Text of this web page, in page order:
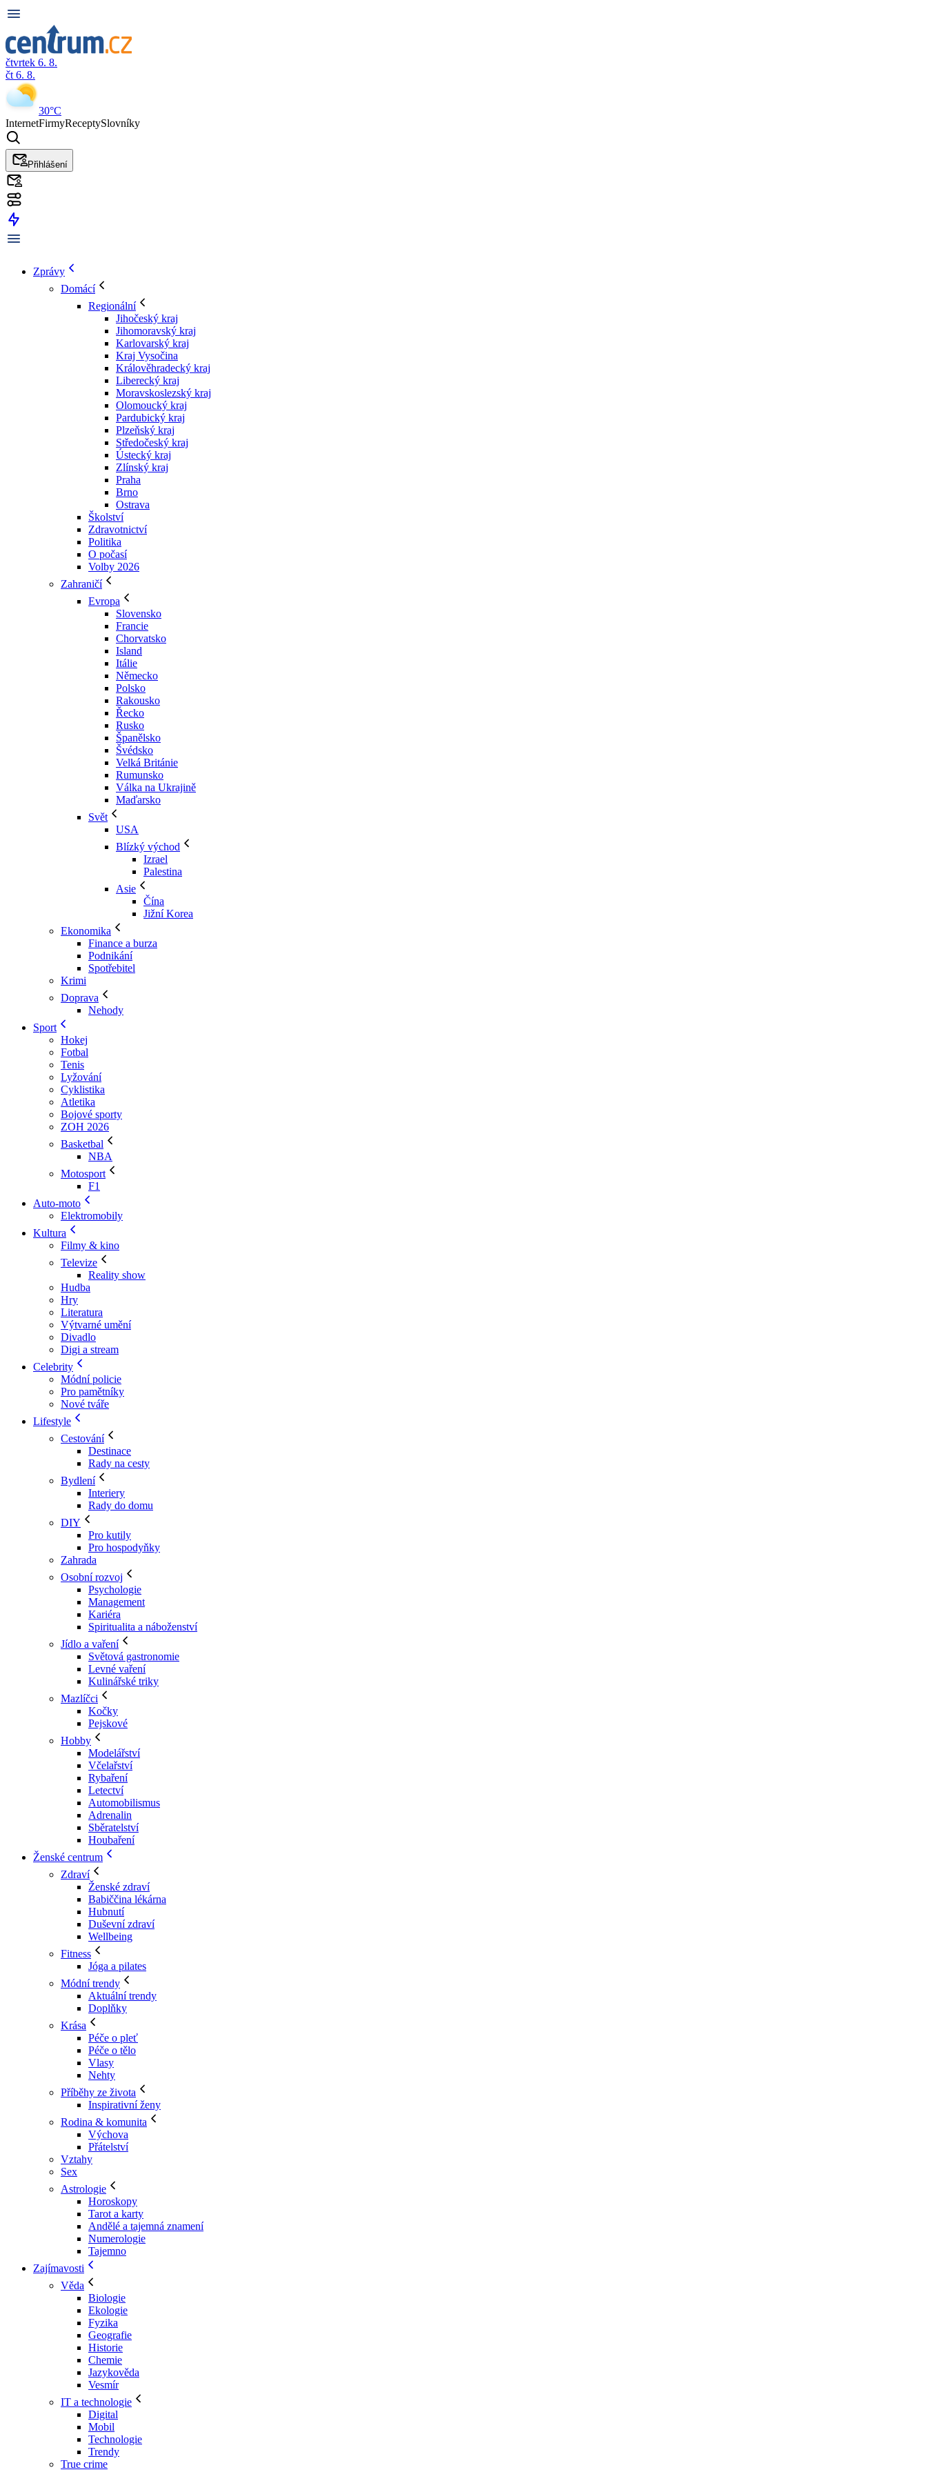
čtvrtek 6. 8.
čt 6. 8.
30°C
InternetFirmyReceptySlovníky
Přihlášení
Zprávy
Domácí
Regionální
Jihočeský kraj
Jihomoravský kraj
Karlovarský kraj
Kraj Vysočina
Králověhradecký kraj
Liberecký kraj
Moravskoslezský kraj
Olomoucký kraj
Pardubický kraj
Plzeňský kraj
Středočeský kraj
Ústecký kraj
Zlínský kraj
Praha
Brno
Ostrava
Školství
Zdravotnictví
Politika
O počasí
Volby 2026
Zahraničí
Evropa
Slovensko
Francie
Chorvatsko
Island
Itálie
Německo
Polsko
Rakousko
Řecko
Rusko
Španělsko
Švédsko
Velká Británie
Rumunsko
Válka na Ukrajině
Maďarsko
Svět
USA
Blízký východ
Izrael
Palestina
Asie
Čína
Jižní Korea
Ekonomika
Finance a burza
Podnikání
Spotřebitel
Krimi
Doprava
Nehody
Sport
Hokej
Fotbal
Tenis
Lyžování
Cyklistika
Atletika
Bojové sporty
ZOH 2026
Basketbal
NBA
Motosport
F1
Auto-moto
Elektromobily
Kultura
Filmy & kino
Televize
Reality show
Hudba
Hry
Literatura
Výtvarné umění
Divadlo
Digi a stream
Celebrity
Módní policie
Pro pamětníky
Nové tváře
Lifestyle
Cestování
Destinace
Rady na cesty
Bydlení
Interiery
Rady do domu
DIY
Pro kutily
Pro hospodyňky
Zahrada
Osobní rozvoj
Psychologie
Management
Kariéra
Spiritualita a náboženství
Jídlo a vaření
Světová gastronomie
Levné vaření
Kulinářské triky
Mazlíčci
Kočky
Pejskové
Hobby
Modelářství
Včelařství
Rybaření
Letectví
Automobilismus
Adrenalin
Sběratelství
Houbaření
Ženské centrum
Zdraví
Ženské zdraví
Babiččina lékárna
Hubnutí
Duševní zdraví
Wellbeing
Fitness
Jóga a pilates
Módní trendy
Aktuální trendy
Doplňky
Krása
Péče o pleť
Péče o tělo
Vlasy
Nehty
Příběhy ze života
Inspirativní ženy
Rodina & komunita
Výchova
Přátelství
Vztahy
Sex
Astrologie
Horoskopy
Tarot a karty
Andělé a tajemná znamení
Numerologie
Tajemno
Zajímavosti
Věda
Biologie
Ekologie
Fyzika
Geografie
Historie
Chemie
Jazykověda
Vesmír
IT a technologie
Digital
Mobil
Technologie
Trendy
True crime